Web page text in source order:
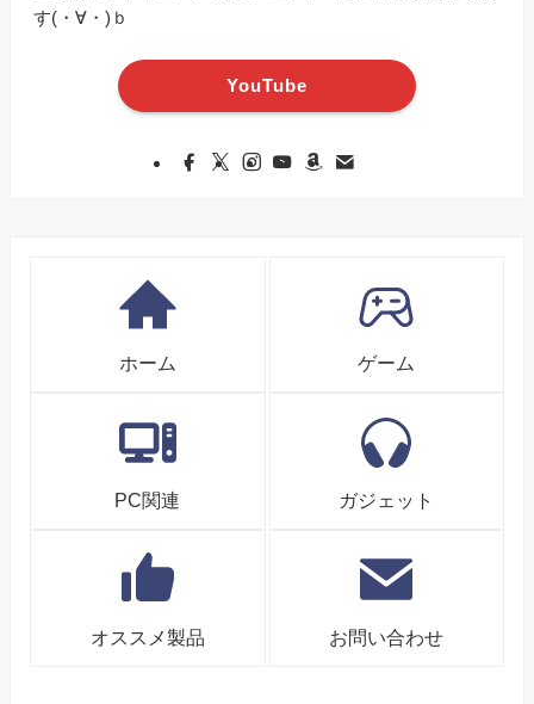
す(・∀・)ｂ
YouTube
ホーム ゲーム
PC関連 ガジェット
オススメ製品 お問い合わせ